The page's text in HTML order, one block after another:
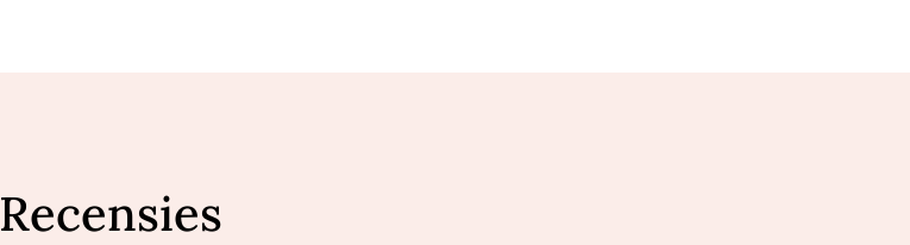
Recensies